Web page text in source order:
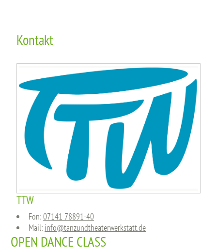
Kontakt
TTW
Fon:07141 78891-40
Mail: info@tanzundtheaterwerkstatt.de
OPEN DANCE CLASS